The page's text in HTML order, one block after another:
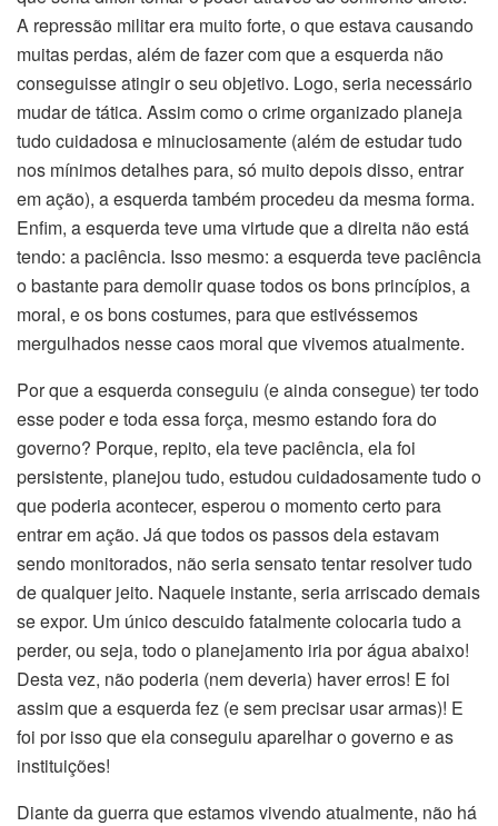
A repressão militar era muito forte, o que estava causando
muitas perdas, além de fazer com que a esquerda não
conseguisse atingir o seu objetivo. Logo, seria necessário
mudar de tática. Assim como o crime organizado planeja
tudo cuidadosa e minuciosamente (além de estudar tudo
nos mínimos detalhes para, só muito depois disso, entrar
em ação), a esquerda também procedeu da mesma forma.
Enfim, a esquerda teve uma virtude que a direita não está
tendo: a paciência. Isso mesmo: a esquerda teve paciência
o bastante para demolir quase todos os bons princípios, a
moral, e os bons costumes, para que estivéssemos
mergulhados nesse caos moral que vivemos atualmente.
Por que a esquerda conseguiu (e ainda consegue) ter todo
esse poder e toda essa força, mesmo estando fora do
governo? Porque, repito, ela teve paciência, ela foi
persistente, planejou tudo, estudou cuidadosamente tudo o
que poderia acontecer, esperou o momento certo para
entrar em ação. Já que todos os passos dela estavam
sendo monitorados, não seria sensato tentar resolver tudo
de qualquer jeito. Naquele instante, seria arriscado demais
se expor. Um único descuido fatalmente colocaria tudo a
perder, ou seja, todo o planejamento iria por água abaixo!
Desta vez, não poderia (nem deveria) haver erros! E foi
assim que a esquerda fez (e sem precisar usar armas)! E
foi por isso que ela conseguiu aparelhar o governo e as
instituições!
Diante da guerra que estamos vivendo atualmente, não há